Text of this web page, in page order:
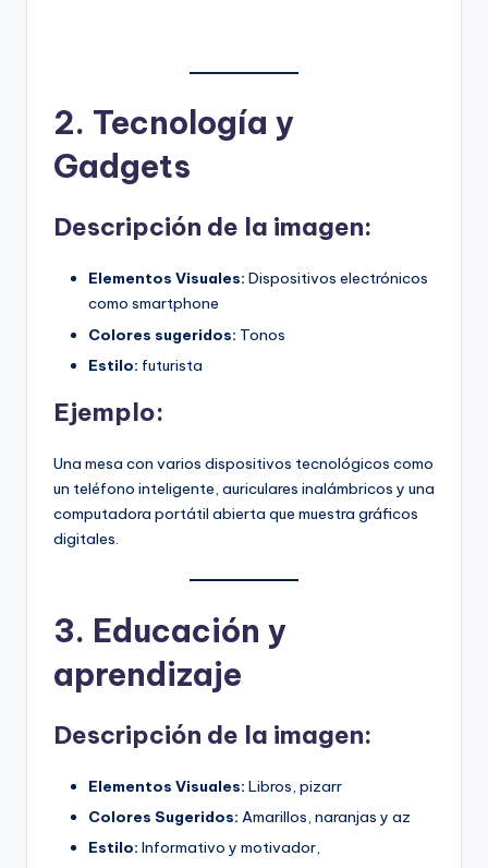
2. Tecnología y
Gadgets
Descripción de la imagen:
Elementos Visuales: Dispositivos electrónicos
como smartphone
Colores sugeridos: Tonos
Estilo: futurista
Ejemplo:
Una mesa con varios dispositivos tecnológicos como
un teléfono inteligente, auriculares inalámbricos y una
computadora portátil abierta que muestra gráficos
digitales.
3. Educación y
aprendizaje
Descripción de la imagen:
Elementos Visuales: Libros, pizarr
Colores Sugeridos: Amarillos, naranjas y az
Estilo: Informativo y motivador,